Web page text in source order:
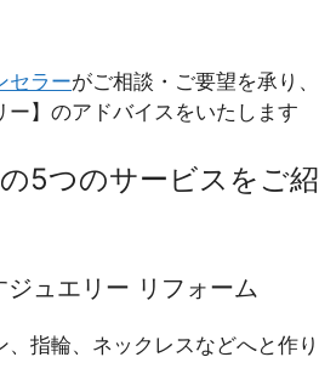
セラーがご相談・ご要望を承り、
】のアドバイスをいたします
5つのサービスをご紹
ュエリー リフォーム
指輪、ネックレスなどへと作り